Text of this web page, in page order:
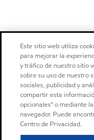
Este sitio web utiliza
para mejorar la
y tráfico de nuestro sitio
sobre su uso de nuestro
sociales, publicidad y
compartir esta
opcionales" o mediante
navegador. Puede
Centro de Privacidad.